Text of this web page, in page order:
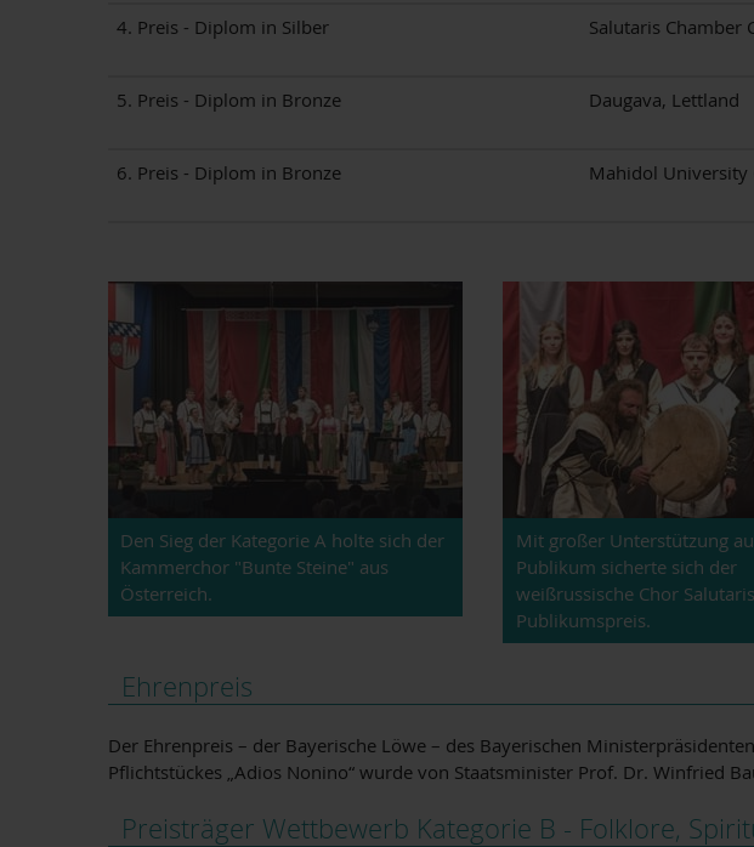
4. Preis - Diplom in Silber Salutaris Chamber
5. Preis - Diplom in Bronze Daugava, Lettland
6. Preis - Diplom in Bronze Mahidol University
Den Sieg der Kategorie A holte sich der
Kammerchor "Bunte Steine" aus
Österreich.
Mit großer Unterstützung
Publikum sicherte sich der
weißrussische Chor
Publikumspreis.
Ehrenpreis
Der Ehrenpreis – der Bayerische Löwe – des Bayerischen
Pflichtstückes „Adios Nonino“ wurde von Staatsminister Prof. Dr. Winfried
Preisträger Wettbewerb Kategorie B - Folklore,